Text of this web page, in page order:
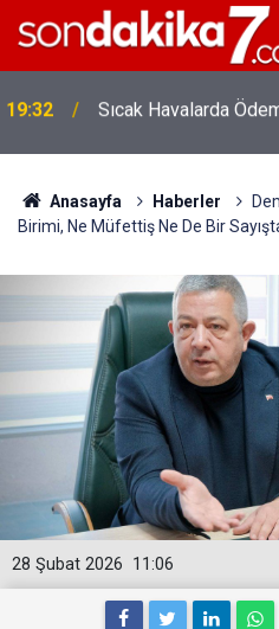
12:56 İ̇zmir 112’de Kan
Anasayfa Haberler
Birimi, Ne Müfettiş Ne De Bir
11:06
28 Şubat 2026